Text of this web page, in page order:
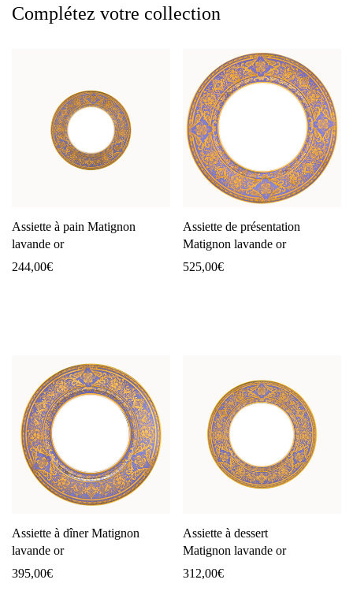
Complétez votre collection
Assiette à pain Matignon
lavande or
244,00€
Assiette de présentation
Matignon lavande or
525,00€
Assiette à dîner Matignon
lavande or
395,00€
Assiette à dessert
Matignon lavande or
312,00€